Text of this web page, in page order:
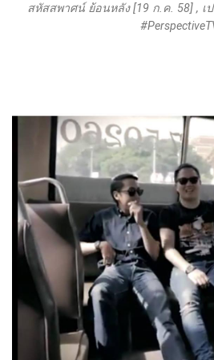
สหัสสพาศน์ ย้อนหลัง [19 ก.ค. 58] , เ